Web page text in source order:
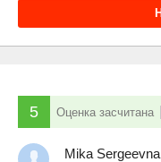
5 Оценка засчитана
Mika Sergeevna